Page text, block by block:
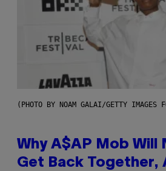
(PHOTO BY NOAM GALAI/GETTY IMAGES
Why A$AP Mob Will
Get Back Together,